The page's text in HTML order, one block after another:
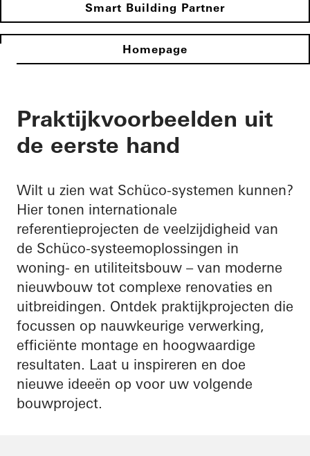
Smart Building Partner
Homepage
Praktijkvoorbeelden uit
de eerste hand
Wilt u zien wat Schüco-systemen kunnen?
Hier tonen internationale
referentieprojecten de veelzijdigheid van
de Schüco-systeemoplossingen in
woning- en utiliteitsbouw – van moderne
nieuwbouw tot complexe renovaties en
uitbreidingen. Ontdek praktijkprojecten die
focussen op nauwkeurige verwerking,
efficiënte montage en hoogwaardige
resultaten. Laat u inspireren en doe
nieuwe ideeën op voor uw volgende
bouwproject.